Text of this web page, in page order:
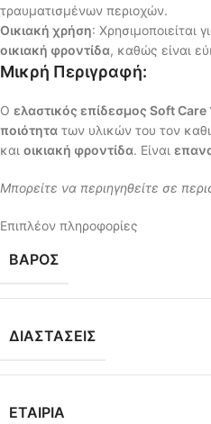
τραυματισμένων περιοχών.
Οικιακή χρήση: Χρησιμοποιείται
οικιακή φροντίδα, καθώς είναι
Μικρή Περιγραφή:
Ο ελαστικός επίδεσμος Soft
ποιότητα των υλικών του τον
και οικιακή φροντίδα. Είναι
Μπορείτε να περιηγηθείτε σε
Επιπλέον πληροφορίες
ΒΆΡΟΣ
ΔΙΑΣΤΆΣΕΙΣ
ΕΤΑΙΡΙΑ